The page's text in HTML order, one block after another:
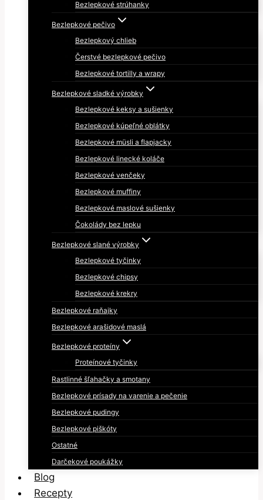
Bezlepkové strúhanky
Bezlepkové pečivo
Bezlepkový chlieb
Čerstvé bezlepkové pečivo
Bezlepkové tortilly a wrapy
Bezlepkové sladké výrobky
Bezlepkové keksy a sušienky
Bezlepkové kúpeľné oblátky
Bezlepkové müsli a flapjacky
Bezlepkové linecké koláče
Bezlepkové venčeky
Bezlepkové muffiny
Bezlepkové maslové sušienky
Čokolády bez lepku
Bezlepkové slané výrobky
Bezlepkové tyčinky
Bezlepkové chipsy
Bezlepkové krekry
Bezlepkové raňajky
Bezlepkové arašidové maslá
Bezlepkové proteíny
Proteínové tyčinky
Rastlinné šľahačky a smotany
Bezlepkové prísady na varenie a pečenie
Bezlepkové pudingy
Bezlepkové piškóty
Ostatné
Darčekové poukážky
Blog
Recepty